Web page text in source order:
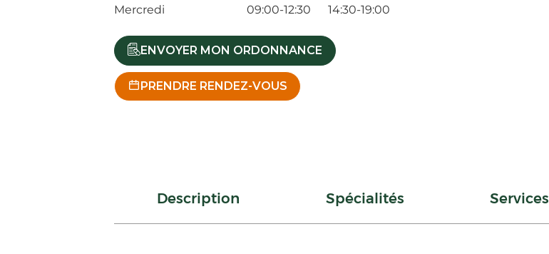
Mercredi
09:00-12:30 14:30-19:00
ENVOYER MON ORDONNANCE
PRENDRE RENDEZ-VOUS
Description Spécialités Services